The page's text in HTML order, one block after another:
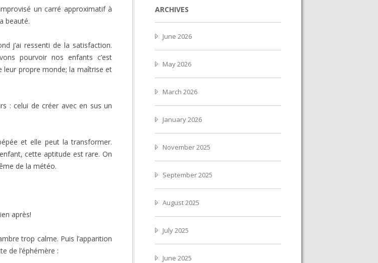
un carré approximatif à
beauté.
j’ai ressenti de la satisfaction.
pourvoir nos enfants c’est
leur propre monde; la maîtrise et
: celui de créer avec en sus un
et elle peut la transformer.
cette aptitude est rare. On
de la météo.
après!
trop calme. Puis l’apparition
de l’éphémère :
ARCHIVES
June 2026
May 2026
March 2026
January 2026
November 2025
September 2025
August 2025
July 2025
June 2025